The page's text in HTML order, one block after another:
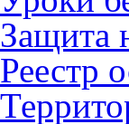
Защита
Реестр